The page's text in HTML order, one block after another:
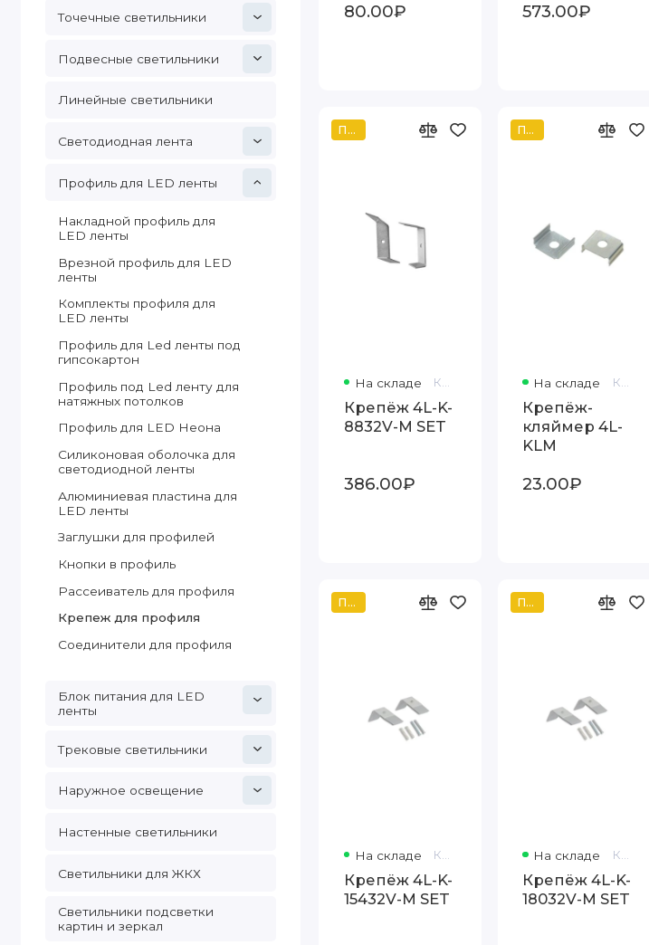
Точечные светильники
Подвесные светильники
Линейные светильники
Светодиодная лента
Профиль для LED ленты
Накладной профиль для
LED ленты
Врезной профиль для LED
ленты
Комплекты профиля для
LED ленты
Профиль для Led ленты под
гипсокартон
Профиль под Led ленту для
натяжных потолков
Профиль для LED Неона
Силиконовая оболочка для
светодиодной ленты
Алюминиевая пластина для
LED ленты
Заглушки для профилей
Кнопки в профиль
Рассеиватель для профиля
Крепеж для профиля
Соединители для профиля
Блок питания для LED
ленты
Трековые светильники
Наружное освещение
Настенные светильники
Светильники для ЖКХ
Светильники подсветки
картин и зеркал
80.00₽ 573.00₽
Популярный
На складе Код товара: 38940
Крепёж 4L-K-
8832V-M SET
386.00₽
Популярный
На складе Код товара: 893462
Крепёж-
кляймер 4L-
KLM
23.00₽
Популярный
На складе Код товара: 82006
Крепёж 4L-K-
15432V-M SET
Популярный
На складе Код товара: 82008
Крепёж 4L-K-
18032V-M SET